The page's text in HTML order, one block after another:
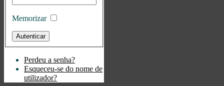
Memorizar
Perdeu a senha?
Esqueceu-se do nome de
utilizador?